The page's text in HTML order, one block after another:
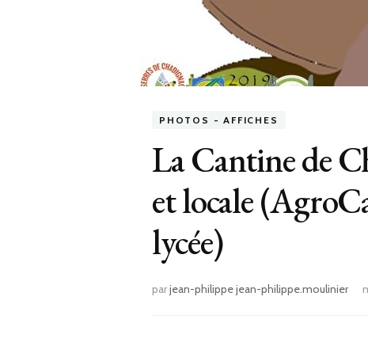
PHOTOS - AFFICHES
La Cantine de
et locale
lycée)
parjean-philippe jean-philippe.moulinier